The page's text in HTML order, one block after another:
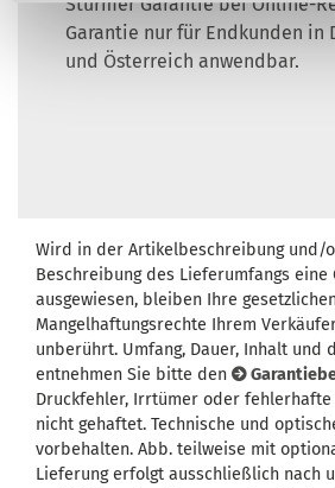
Garantie nur für Endkunden in
und Österreich anwendbar.
Wird in der Artikelbeschreibung und/
Beschreibung des Lieferumfangs eine
ausgewiesen, bleiben Ihre
Mangelhaftungsrechte Ihrem
unberührt. Umfang, Dauer, Inhalt und
entnehmen Sie bitte den
Druckfehler, Irrtümer oder fehlerhafte
nicht gehaftet. Technische und
vorbehalten. Abb. teilweise mit
Lieferung erfolgt ausschließlich nach